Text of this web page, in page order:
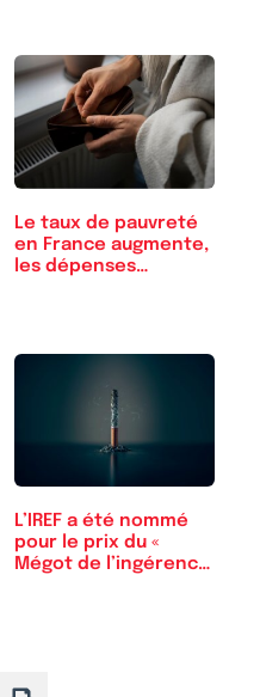
Le taux de pauvreté
en France augmente,
les dépenses…
L’IREF a été nommé
pour le prix du «
Mégot de l’ingérence